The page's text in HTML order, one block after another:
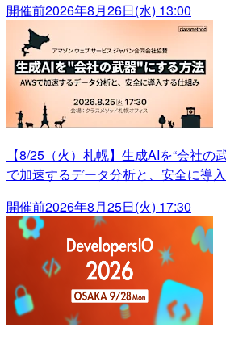
開催前2026年8月26日(水) 13:00
【8/25（火）札幌】生成AIを“会社の
で加速するデータ分析と、安全に導
開催前2026年8月25日(火) 17:30